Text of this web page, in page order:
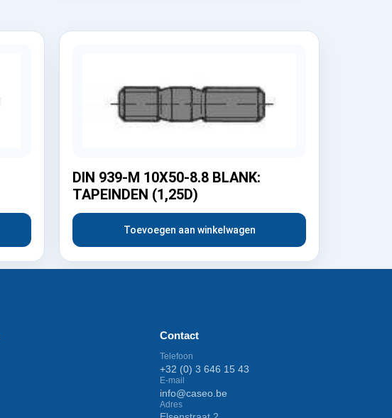
DIN 939-M 10X50-8.8 BLANK:
TAPEINDEN (1,25D)
Toevoegen aan winkelwagen
Contact
Telefoon
+32 (0) 3 646 15 43
E-mail
info@caseo.be
Adres